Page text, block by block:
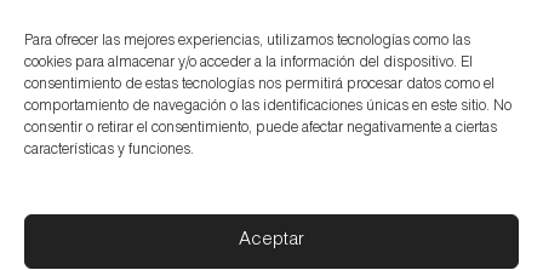
Para ofrecer las mejores experiencias, utilizamos tecnologías como las
cookies para almacenar y/o acceder a la información del dispositivo. El
consentimiento de estas tecnologías nos permitirá procesar datos como el
comportamiento de navegación o las identificaciones únicas en este sitio. No
consentir o retirar el consentimiento, puede afectar negativamente a ciertas
características y funciones.
Aceptar